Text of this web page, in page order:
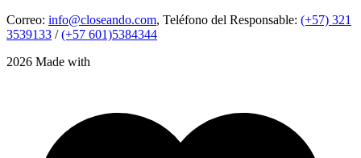
Correo: info@closeando.com, Teléfono del Responsable: (+57) 321
3539133 /(+57 601)5384344
2026 Made with